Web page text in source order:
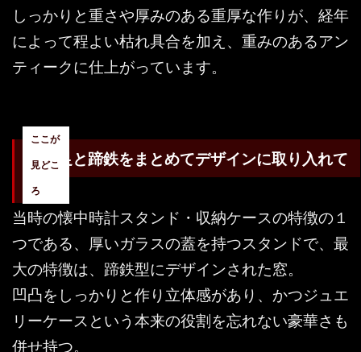
しっかりと重さや厚みのある重厚な作りが、経年
によって程よい枯れ具合を加え、重みのあるアン
ティークに仕上がっています。
馬の足と蹄鉄をまとめてデザインに取り入れて
形に
当時の懐中時計スタンド・収納ケースの特徴の１
つである、厚いガラスの蓋を持つスタンドで、最
大の特徴は、蹄鉄型にデザインされた窓。
凹凸をしっかりと作り立体感があり、かつジュエ
リーケースという本来の役割を忘れない豪華さも
併せ持つ。